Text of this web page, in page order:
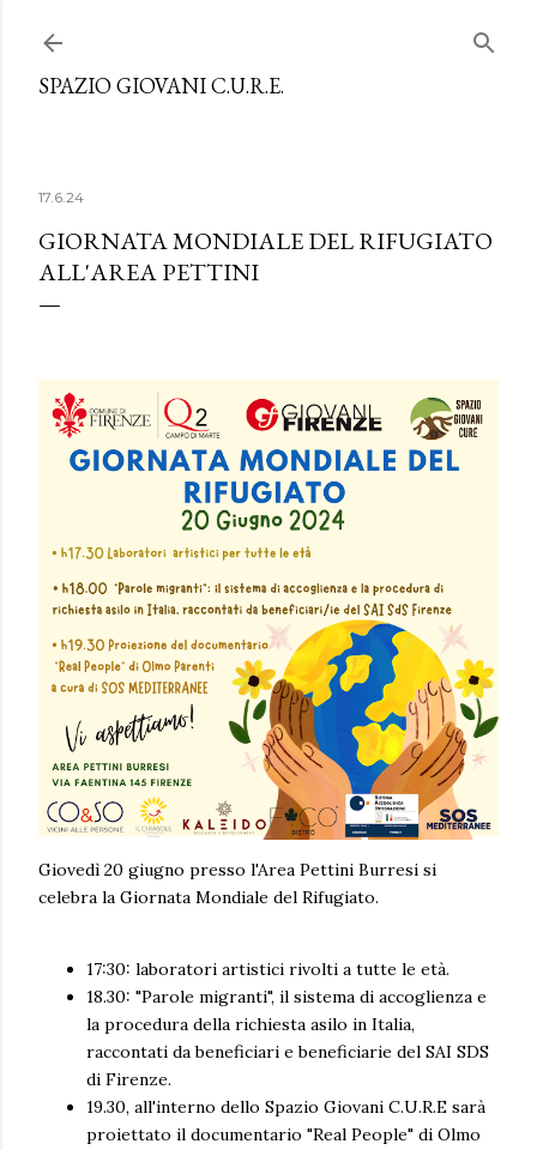
SPAZIO GIOVANI C.U.R.E.
17.6.24
GIORNATA MONDIALE DEL RIFUGIATO
ALL'AREA PETTINI
Giovedì 20 giugno presso l'Area Pettini Burresi si
celebra la Giornata Mondiale del Rifugiato.
17:30: laboratori artistici rivolti a tutte le età.
18.30: "Parole migranti", il sistema di accoglienza e
la procedura della richiesta asilo in Italia,
raccontati da beneficiari e beneficiarie del SAI SDS
di Firenze.
19.30, all'interno dello Spazio Giovani C.U.R.E sarà
proiettato il documentario "Real People" di Olmo